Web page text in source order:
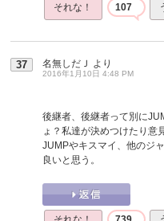
それな！ 107
37 名無しだＪ より
2016年1月10日 4:48 PM
後継者、後継者って別に
ょ？私達が決めつけたり意
JUMPやキスマイ、他のジ
良いと思う。